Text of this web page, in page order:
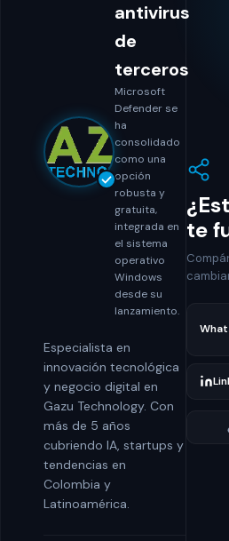
antivirus
de
terceros
Microsoft
Defender se
ha
consolidado
como una
opción
robusta y
gratuita,
integrada en
el sistema
operativo
Windows
desde su
lanzamiento.
Especialista en
innovación tecnológica
y negocio digital en
Gazu Technology. Con
más de 5 años
cubriendo IA, startups y
tendencias en
Colombia y
Latinoamérica.
te